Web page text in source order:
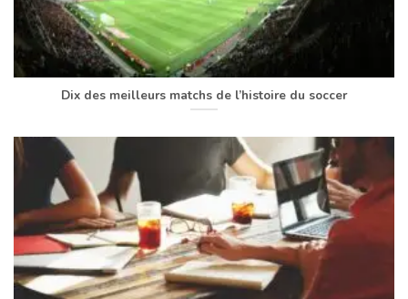
Dix des meilleurs matchs de l’histoire du soccer